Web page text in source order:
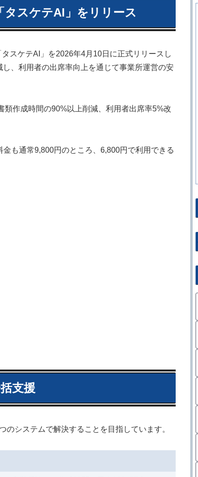
タスケテAI」をリリース
スケテAI」を2026年4月10日に正式リリースし
、利用者の出席率向上を通じて事業所運営の安
作成時間の90%以上削減、利用者出席率5%改
も通常9,800円のところ、6,800円で利用できる
支援
のシステムで解決することを目指しています。